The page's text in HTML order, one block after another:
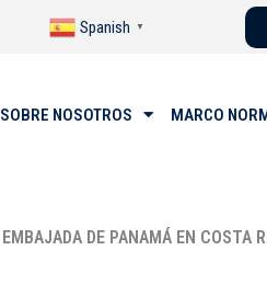
Spanish ▼
SOBRE NOSOTROS MARCO
DE PANAMÁ EN COSTA